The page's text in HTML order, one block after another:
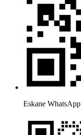
Eskane WhatsApp